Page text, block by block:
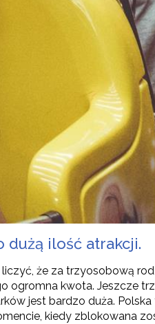
ilość atrakcji.
że za trzyosobową
ogromna kwota. Jeszcze
jest bardzo duża.
kiedy zblokowana